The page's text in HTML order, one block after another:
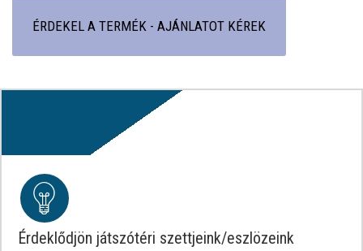
ÉRDEKEL A TERMÉK - AJÁNLATOT KÉREK
Érdeklődjön játszótéri szettjeink/eszlözeink